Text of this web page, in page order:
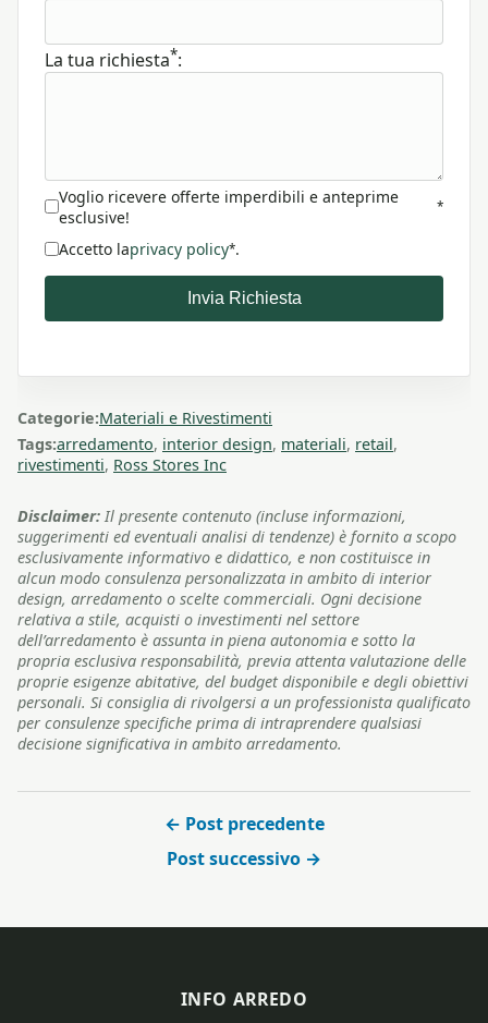
La tua richiesta*:
Voglio ricevere offerte imperdibili e anteprime
esclusive!
*
Accetto laprivacy policy*.
Invia Richiesta
Categorie:Materiali e Rivestimenti
Tags:arredamento, interior design, materiali, retail,
rivestimenti, Ross Stores Inc
Disclaimer: Il presente contenuto (incluse informazioni,
suggerimenti ed eventuali analisi di tendenze) è fornito a scopo
esclusivamente informativo e didattico, e non costituisce in
alcun modo consulenza personalizzata in ambito di interior
design, arredamento o scelte commerciali. Ogni decisione
relativa a stile, acquisti o investimenti nel settore
dell’arredamento è assunta in piena autonomia e sotto la
propria esclusiva responsabilità, previa attenta valutazione delle
proprie esigenze abitative, del budget disponibile e degli obiettivi
personali. Si consiglia di rivolgersi a un professionista qualificato
per consulenze specifiche prima di intraprendere qualsiasi
decisione significativa in ambito arredamento.
← Post precedente
Post successivo →
INFO ARREDO